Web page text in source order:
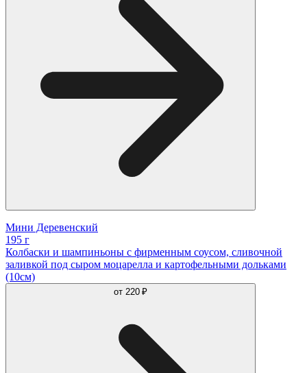
Мини Деревенский
195 г
Колбаски и шампиньоны с фирменным соусом, сливочной
заливкой под сыром моцарелла и картофельными дольками
(10см)
от 220 ₽